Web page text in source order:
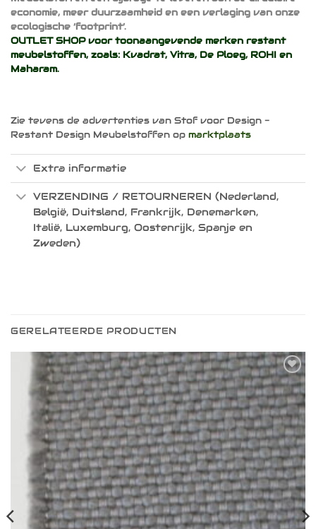
economie, meer duurzaamheid en een verlaging van onze
ecologische ‘footprint’.
OUTLET SHOP voor toonaangevende merken restant
meubelstoffen, zoals: Kvadrat, Vitra, De Ploeg, ROHI en
Maharam.
Zie tevens de advertenties van Stof voor Design -
Restant Design Meubelstoffen op marktplaats
Extra informatie
VERZENDING / RETOURNEREN (Nederland,
België, Duitsland, Frankrijk, Denemarken,
Italië, Luxemburg, Oostenrijk, Spanje en
Zweden)
GERELATEERDE PRODUCTEN
Toevoegen
aan
verlanglijst